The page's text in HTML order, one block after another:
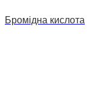
Бромідна кислота